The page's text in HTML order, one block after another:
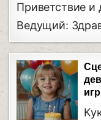
Приветствие и
Ведущий: